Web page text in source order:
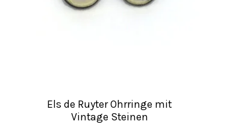
Els de Ruyter Ohrringe mit
Vintage Steinen